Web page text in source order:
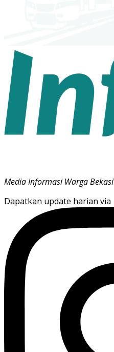
Media Informasi Warga Bekasi
Dapatkan update harian via